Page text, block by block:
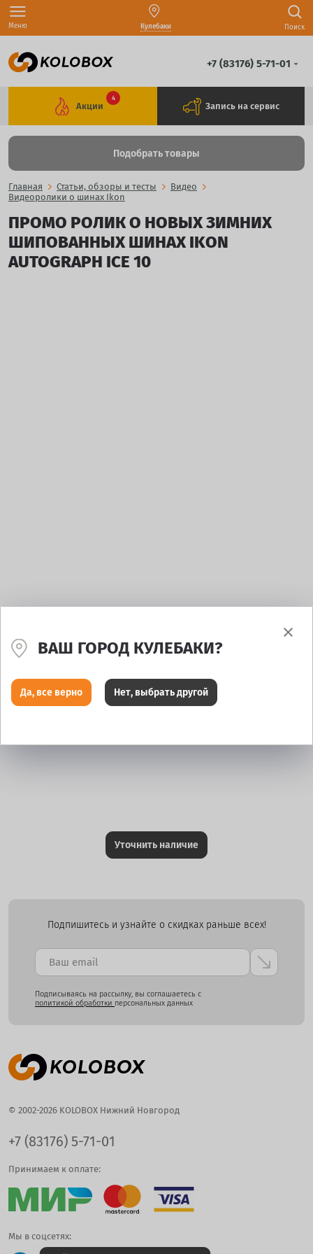
Меню Кулебаки Поиск
+7 (83176) 5-71-01
Акции
4
Запись на сервис
Подобрать товары
Главная Статьи, обзоры и тесты
Видео
Видеоролики о шинах Ikon
ПРОМО РОЛИК О НОВЫХ ЗИМНИХ
ШИПОВАННЫХ ШИНАХ IKON
AUTOGRAPH ICE 10
Уточнить наличие
Подпишитесь и узнайте о скидках раньше всех!
Подписываясь на рассылку, вы соглашаетесь с
политикой обработки персональных данных
© 2002-2026 KOLOBOX Нижний Новгород
+7 (83176) 5-71-01
Принимаем к оплате:
Мы в соцсетях:
ВАШ ГОРОД КУЛЕБАКИ?
Да, все верно Нет, выбрать другой